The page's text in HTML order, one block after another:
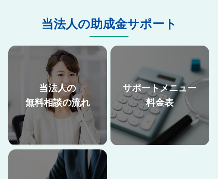
当法人の助成金サポート
当法人の
無料相談の流れ
サポートメニュー
料金表